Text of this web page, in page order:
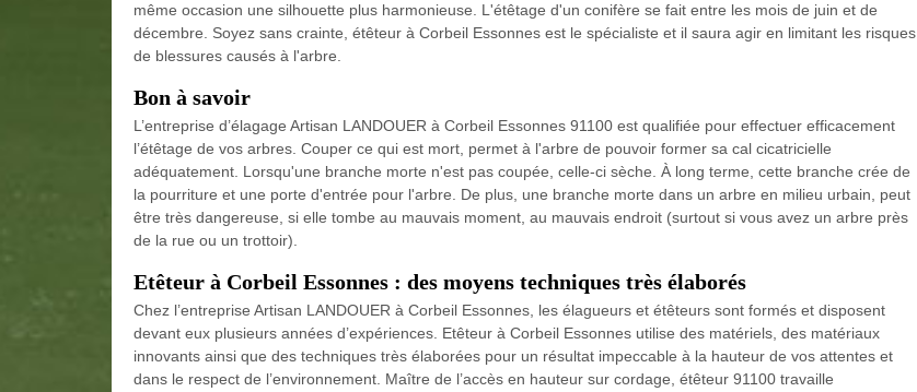
même occasion une silhouette plus harmonieuse. L'étêtage d'un conifère se fait entre les mois de juin et de
décembre. Soyez sans crainte, étêteur à Corbeil Essonnes est le spécialiste et il saura agir en limitant les risques
de blessures causés à l'arbre.
Bon à savoir
L’entreprise d’élagage Artisan LANDOUER à Corbeil Essonnes 91100 est qualifiée pour effectuer efficacement
l’étêtage de vos arbres. Couper ce qui est mort, permet à l'arbre de pouvoir former sa cal cicatricielle
adéquatement. Lorsqu'une branche morte n'est pas coupée, celle-ci sèche. À long terme, cette branche crée de
la pourriture et une porte d'entrée pour l'arbre. De plus, une branche morte dans un arbre en milieu urbain, peut
être très dangereuse, si elle tombe au mauvais moment, au mauvais endroit (surtout si vous avez un arbre près
de la rue ou un trottoir).
Etêteur à Corbeil Essonnes : des moyens techniques très élaborés
Chez l’entreprise Artisan LANDOUER à Corbeil Essonnes, les élagueurs et étêteurs sont formés et disposent
devant eux plusieurs années d’expériences. Etêteur à Corbeil Essonnes utilise des matériels, des matériaux
innovants ainsi que des techniques très élaborées pour un résultat impeccable à la hauteur de vos attentes et
dans le respect de l’environnement. Maître de l’accès en hauteur sur cordage, étêteur 91100 travaille